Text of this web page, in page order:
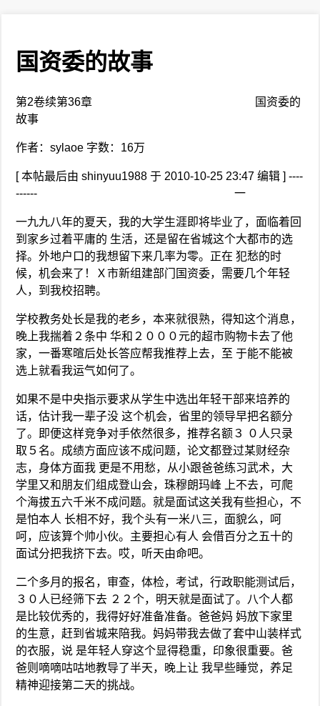
国资委的故事
第2卷续第36章 国资委的
故事
作者：sylaoe 字数：16万
[ 本帖最后由 shinyuu1988 于 2010-10-25 23:47 编辑 ] ----
------ 一
一九九八年的夏天，我的大学生涯即将毕业了，面临着回
到家乡过着平庸的 生活，还是留在省城这个大都市的选
择。外地户口的我想留下来几率为零。正在 犯愁的时
候，机会来了！Ｘ市新组建部门国资委，需要几个年轻
人，到我校招聘。
学校教务处长是我的老乡，本来就很熟，得知这个消息，
晚上我揣着２条中 华和２０００元的超市购物卡去了他
家，一番寒暄后处长答应帮我推荐上去，至 于能不能被
选上就看我运气如何了。
如果不是中央指示要求从学生中选出年轻干部来培养的
话，估计我一辈子没 这个机会，省里的领导早把名额分
了。即便这样竞争对手依然很多，推荐名额３ ０人只录
取５名。成绩方面应该不成问题，论文都登过某财经杂
志，身体方面我 更是不用愁，从小跟爸爸练习武术，大
学里又和朋友们组成登山会，珠穆朗玛峰 上不去，可爬
个海拔五六千米不成问题。就是面试这关我有些担心，不
是怕本人 长相不好，我个头有一米八三，面貌么，呵
呵，应该算个帅小伙。主要担心有人 会借百分之五十的
面试分把我挤下去。哎，听天由命吧。
二个多月的报名，审查，体检，考试，行政职能测试后，
３０人已经筛下去 ２２个，明天就是面试了。八个人都
是比较优秀的，我得好好准备准备。爸爸妈 妈放下家里
的生意，赶到省城来陪我。妈妈带我去做了套中山装样式
的衣服，说 是年轻人穿这个显得稳重，印象很重要。爸
爸则嘀嘀咕咕地教导了半天，晚上让 我早些睡觉，养足
精神迎接第二天的挑战。